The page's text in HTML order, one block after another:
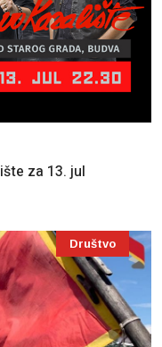
za 13. jul
Društvo